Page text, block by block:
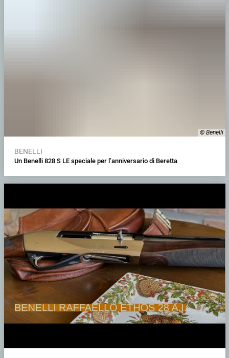
© Benelli
BENELLI
Un Benelli 828 S LE speciale per l’anniversario di Beretta